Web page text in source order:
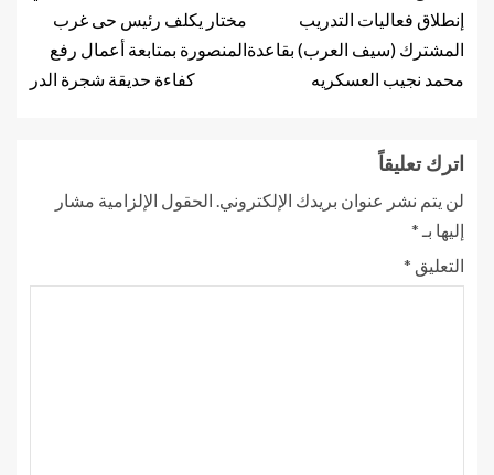
إنطلاق فعاليات التدريب
المشترك (سيف العرب) بقاعدة
محمد نجيب العسكريه
مختار يكلف رئيس حى غرب
المنصورة بمتابعة أعمال رفع
كفاءة حديقة شجرة الدر
اترك تعليقاً
لن يتم نشر عنوان بريدك الإلكتروني. الحقول الإلزامية مشار
إليها بـ *
التعليق *